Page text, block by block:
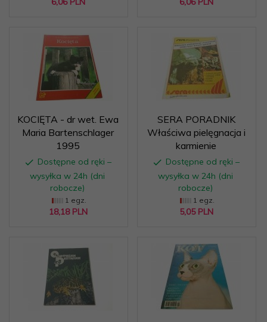
KOCIĘTA - dr wet. Ewa
Maria Bartenschlager
1995
Dostępne od ręki –
wysyłka w 24h (dni
robocze)
1 egz.
18,18 PLN
SERA PORADNIK
Właściwa pielęgnacja i
karmienie
Dostępne od ręki –
wysyłka w 24h (dni
robocze)
1 egz.
5,05 PLN